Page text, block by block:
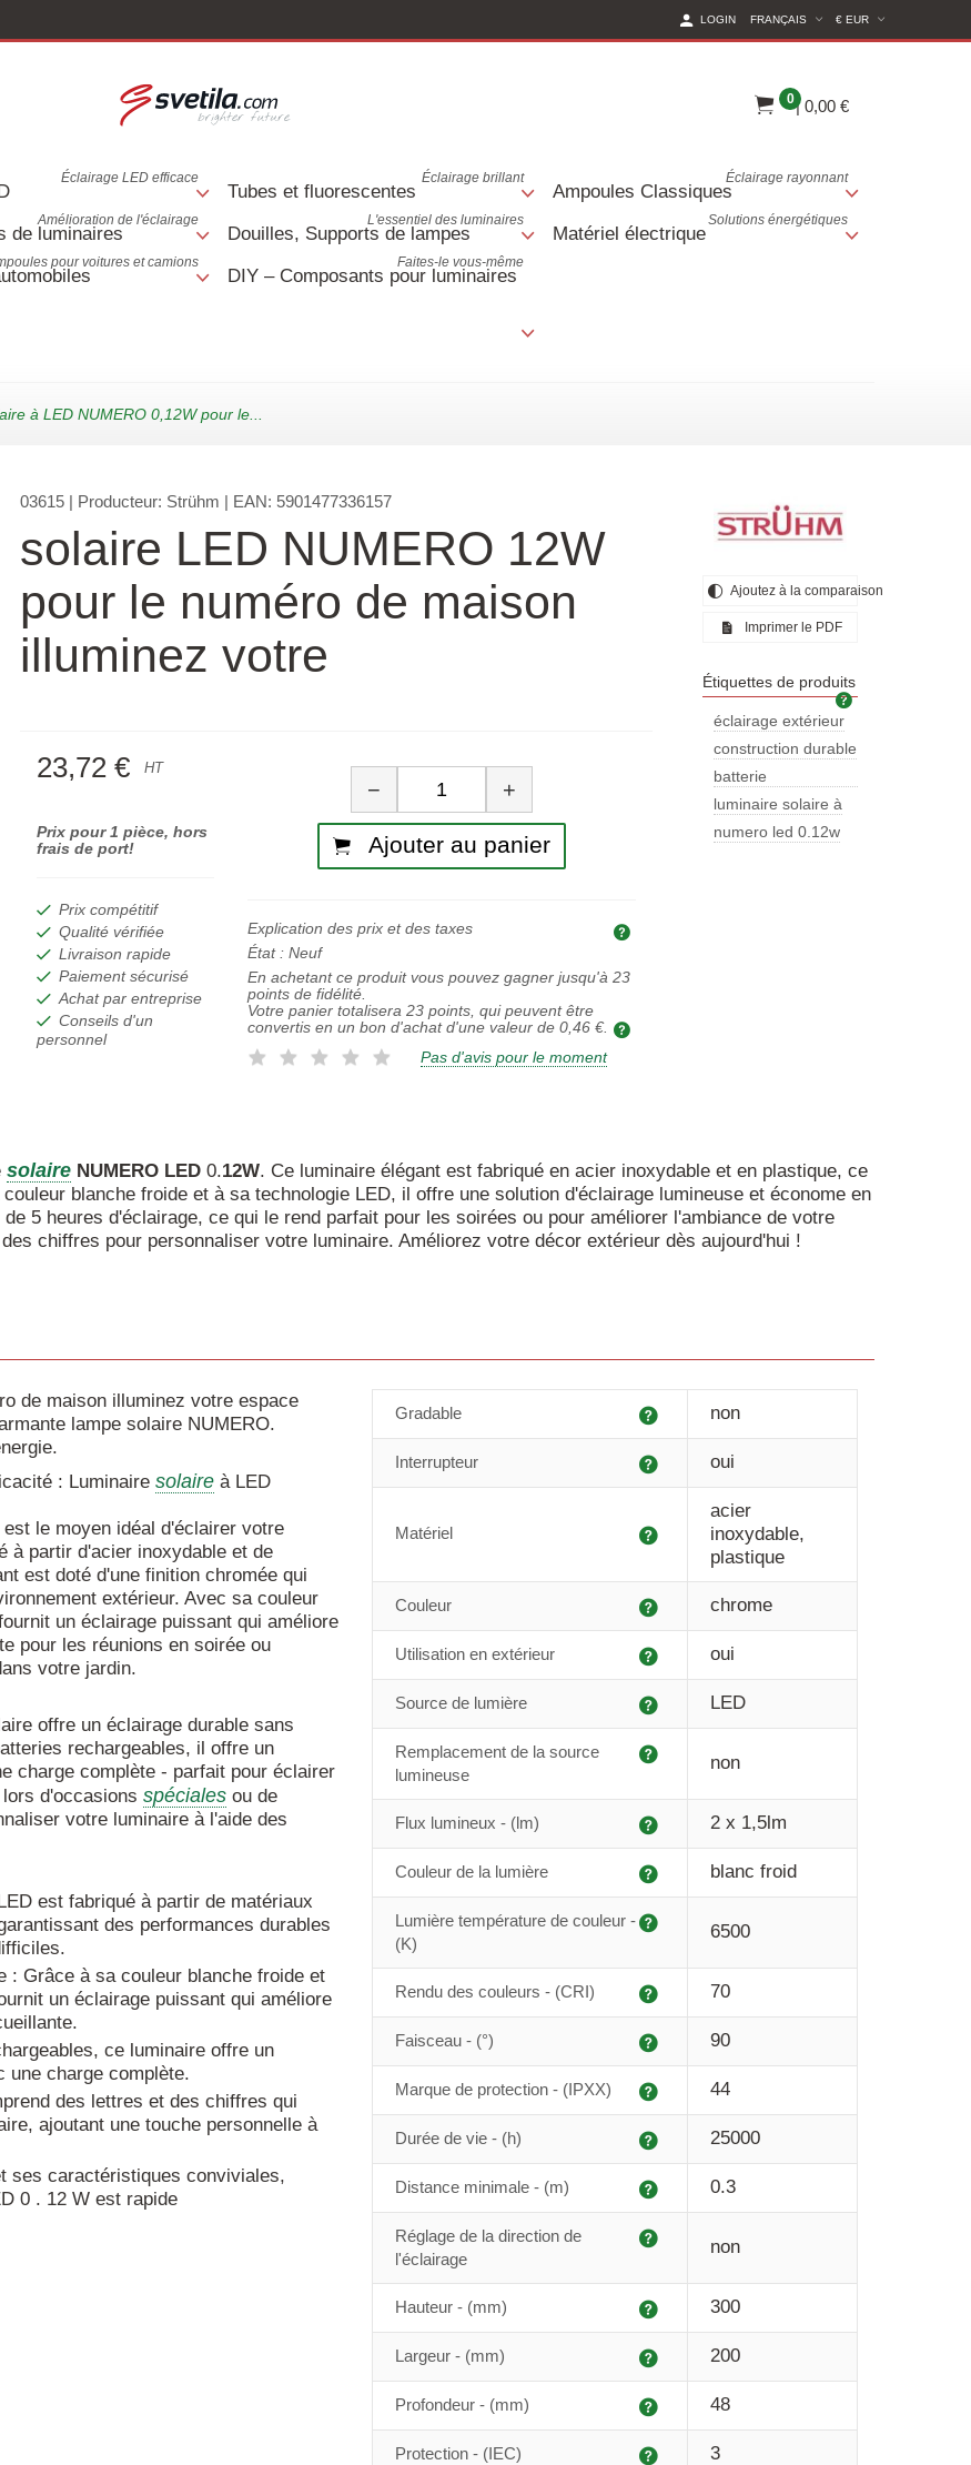
€ EUR (CURRENT
FRANÇAIS
LOGIN
0| 0,00 €
Éclairage LED efficace
Tubes et fluorescentes
Éclairage brillant
Ampoules Classiques
Éclairage rayonnant
de luminaires
Amélioration de l'éclairage
Douilles, Supports de lampes
L'essentiel des luminaires
Matériel électrique
Solutions énergétiques
pour voitures et camions
DIY – Composants pour luminaires
Faites-le vous-même
à LED NUMERO 0,12W pour le...
03615| Producteur: Strühm | EAN: 5901477336157
solaire LED NUMERO 12W
pour le numéro de maison
illuminez votre
23,72 € HT
Prix pour 1 pièce, hors
frais de port!
Prix compétitif
Qualité vérifiée
Livraison rapide
Paiement sécurisé
Achat par entreprise
Conseils d'un
personnel
Quantité
− +
Ajouter au panier
Explication des prix et des taxes
État : Neuf
En achetant ce produit vous pouvez gagner jusqu'à 23
points de fidélité.
Votre panier totalisera 23points, qui peuvent être
convertis en un bon d'achat d'une valeur de 0,46 €.
Pas d'avis pour le moment
Ajoutez à la comparaison
Imprimer le PDF
Étiquettes de produits
Étiquettes de
éclairage extérieur
construction durable
batterie
rechargeable
luminaire solaire à
numero led 0.12w
solaire NUMERO LED 0.12W. Ce luminaire élégant est fabriqué en acier inoxydable et en plastique, ce
blanche froide et à sa technologie LED, il offre une solution d'éclairage lumineuse et économe en
5 heures d'éclairage, ce qui le rend parfait pour les soirées ou pour améliorer l'ambiance de votre
chiffres pour personnaliser votre luminaire. Améliorez votre décor extérieur dès aujourd'hui !
de maison illuminez votre espace
lampe solaire NUMERO.
: Luminaire solaire à LED
le moyen idéal d'éclairer votre
à partir d'acier inoxydable et de
est doté d'une finition chromée qui
extérieur. Avec sa couleur
un éclairage puissant qui améliore
pour les réunions en soirée ou
votre jardin.
offre un éclairage durable sans
rechargeables, il offre un
charge complète - parfait pour éclairer
d'occasions spéciales ou de
votre luminaire à l'aide des
est fabriqué à partir de matériaux
des performances durables
: Grâce à sa couleur blanche froide et
un éclairage puissant qui améliore
ce luminaire offre un
une charge complète.
des lettres et des chiffres qui
ajoutant une touche personnelle à
ses caractéristiques conviviales,
0 . 12 W est rapide
Explication
Gradable non
Explication
Interrupteur oui
Explication
Matériel
acier
inoxydable,
plastique
Explication
Couleur chrome
Explication
Utilisation en extérieur oui
Explication
Source de lumière LED
Remplacement de la source
lumineuse
non
Explication
Flux lumineux - (lm) 2 x 1,5lm
Explication
Couleur de la lumière blanc froid
Lumière température de couleur -
(K)
6500
Explication
Rendu des couleurs - (CRI) 70
Explication
Faisceau - (°) 90
Explication
Marque de protection - (IPXX) 44
Explication
Durée de vie - (h) 25000
Explication
Distance minimale - (m) 0.3
Réglage de la direction de
l'éclairage
non
Explication
Hauteur - (mm) 300
Explication
Largeur - (mm) 200
Explication
Profondeur - (mm) 48
Explication
Protection - (IEC) 3